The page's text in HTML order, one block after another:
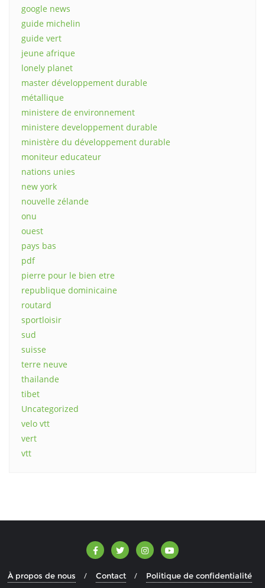
google news
guide michelin
guide vert
jeune afrique
lonely planet
master développement durable
métallique
ministere de environnement
ministere developpement durable
ministère du développement durable
moniteur educateur
nations unies
new york
nouvelle zélande
onu
ouest
pays bas
pdf
pierre pour le bien etre
republique dominicaine
routard
sportloisir
sud
suisse
terre neuve
thailande
tibet
Uncategorized
velo vtt
vert
vtt
À propos de nous Contact Politique de confidentialité